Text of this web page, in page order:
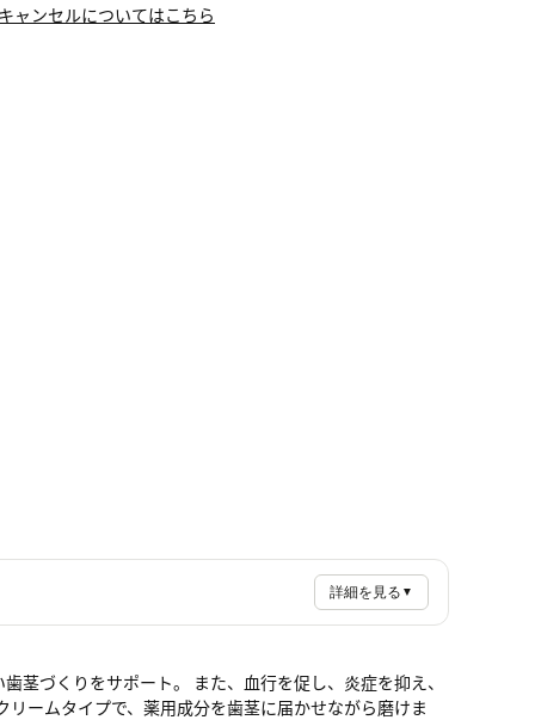
ャンセルについてはこちら
詳細を見る ▼
茎づくりをサポート。 また、血行を促し、炎症を抑え、
ームタイプで、薬用成分を歯茎に届かせながら磨けま